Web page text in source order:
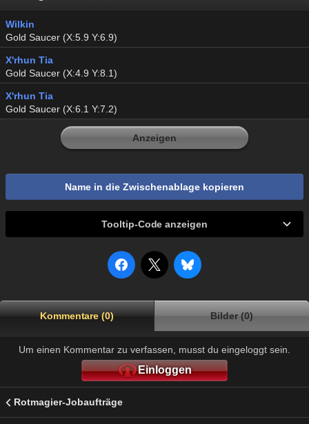
Wilkin
Gold Saucer (X:5.9 Y:6.9)
X'rhun Tia
Gold Saucer (X:4.9 Y:8.1)
X'rhun Tia
Gold Saucer (X:6.1 Y:7.2)
Anzeigen
Name in die Zwischenablage kopieren
Tooltip-Code anzeigen
Kommentare (0) Bilder (0)
Um einen Kommentar zu verfassen, musst du eingeloggt sein.
Einloggen
Rotmagier-Jobaufträge